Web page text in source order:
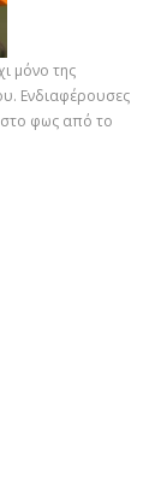
μόνο της
Ενδιαφέρουσες
στο φως από το